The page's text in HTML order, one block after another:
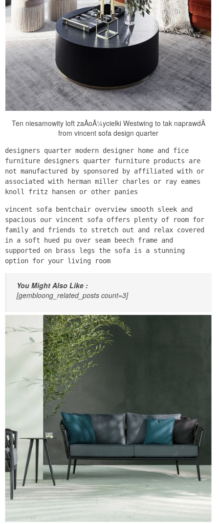
Ten niesamowity loft zaÅoÅ¼ycielki Westwing to tak naprawdÄ
from vincent sofa design quarter
designers quarter modern designer home and fice
furniture designers quarter furniture products are
not manufactured by sponsored by affiliated with or
associated with herman miller charles or ray eames
knoll fritz hansen or other panies
vincent sofa bentchair overview smooth sleek and
spacious our vincent sofa offers plenty of room for
family and friends to stretch out and relax covered
in a soft hued pu over seam beech frame and
supported on brass legs the sofa is a stunning
option for your living room
You Might Also Like :
[gembloong_related_posts count=3]